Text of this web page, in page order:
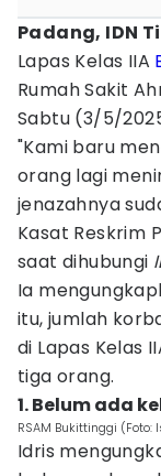
Padang, IDN
Lapas Kelas IIA
Rumah Sakit
Sabtu (3/5/
"Kami baru
orang lagi
jenazahnya
Kasat Reskrim
saat dihubungi
Ia
itu, jumlah
di Lapas Kelas
tiga orang.
1. Belum ada
RSAM Bukittinggi (Foto:
Idris